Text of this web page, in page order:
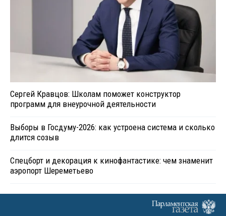
Сергей Кравцов: Школам поможет конструктор
программ для внеурочной деятельности
Выборы в Госдуму-2026: как устроена система и сколько
длится созыв
Спецборт и декорация к кинофантастике: чем знаменит
аэропорт Шереметьево